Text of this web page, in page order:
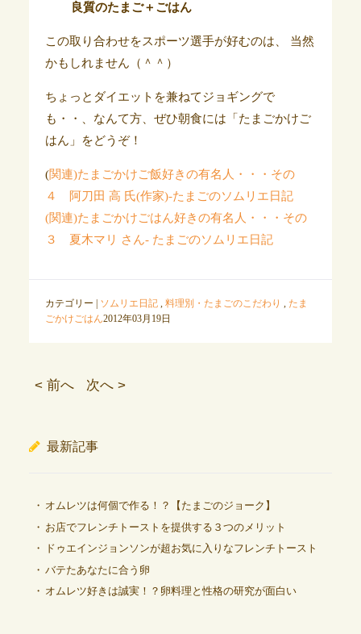
良質のたまご＋ごはん
この取り合わせをスポーツ選手が好むのは、 当然
かもしれません（＾＾）
ちょっとダイエットを兼ねてジョギングで
も・・、なんて方、ぜひ朝食には「たまごかけご
はん」をどうぞ！
(関連)たまごかけご飯好きの有名人・・・その
４ 阿刀田 高 氏(作家)-たまごのソムリエ日記
(関連)たまごかけごはん好きの有名人・・・その
３ 夏木マリ さん- たまごのソムリエ日記
カテゴリー | ソムリエ日記, 料理別・たまごのこだわり , たま
ごかけごはん2012年03月19日
< 前へ 次へ >
最新記事
オムレツは何個で作る！？【たまごのジョーク】
お店でフレンチトーストを提供する３つのメリット
ドゥエインジョンソンが超お気に入りなフレンチトースト
バテたあなたに合う卵
オムレツ好きは誠実！？卵料理と性格の研究が面白い